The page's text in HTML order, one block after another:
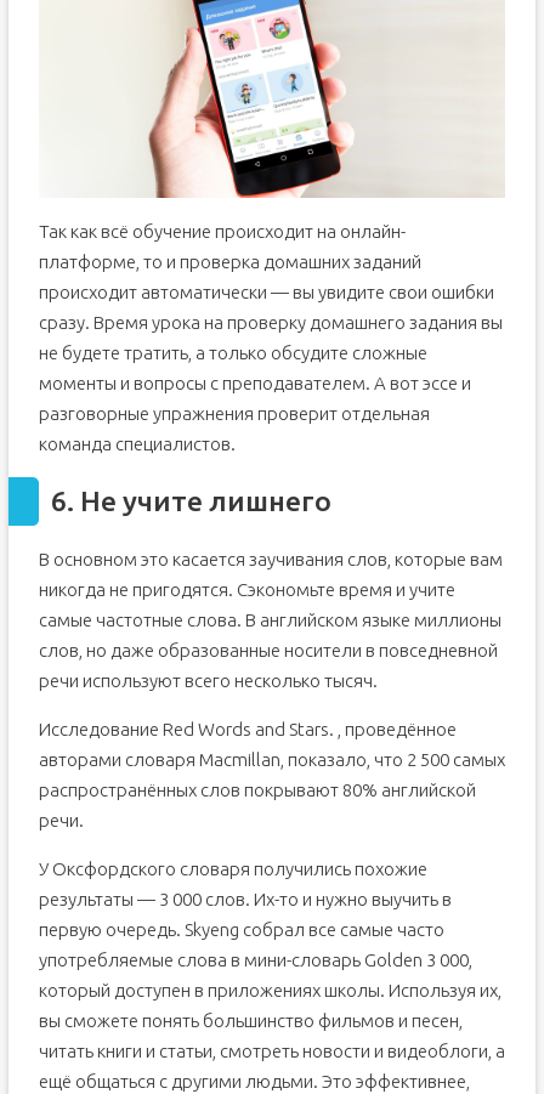
Так как всё обучение происходит на онлайн-
платформе, то и проверка домашних заданий
происходит автоматически — вы увидите свои ошибки
сразу. Время урока на проверку домашнего задания вы
не будете тратить, а только обсудите сложные
моменты и вопросы с преподавателем. А вот эссе и
разговорные упражнения проверит отдельная
команда специалистов.
6. Не учите лишнего
В основном это касается заучивания слов, которые вам
никогда не пригодятся. Сэкономьте время и учите
самые частотные слова. В английском языке миллионы
слов, но даже образованные носители в повседневной
речи используют всего несколько тысяч.
Исследование Red Words and Stars. , проведённое
авторами словаря Macmillan, показало, что 2 500 самых
распространённых слов покрывают 80% английской
речи.
У Оксфордского словаря получились похожие
результаты — 3 000 слов. Их-то и нужно выучить в
первую очередь. Skyeng собрал все самые часто
употребляемые слова в мини-словарь Golden 3 000,
который доступен в приложениях школы. Используя их,
вы сможете понять большинство фильмов и песен,
читать книги и статьи, смотреть новости и видеоблоги, а
ещё общаться с другими людьми. Это эффективнее,